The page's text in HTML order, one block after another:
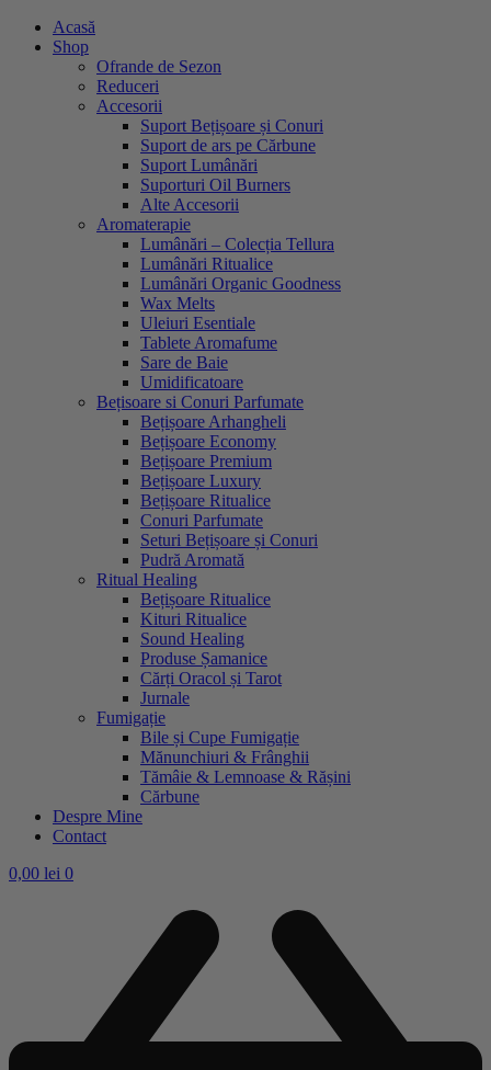
Acasă
Shop
Ofrande de Sezon
Reduceri
Accesorii
Suport Bețișoare și Conuri
Suport de ars pe Cărbune
Suport Lumânări
Suporturi Oil Burners
Alte Accesorii
Aromaterapie
Lumânări – Colecția Tellura
Lumânări Ritualice
Lumânări Organic Goodness
Wax Melts
Uleiuri Esentiale
Tablete Aromafume
Sare de Baie
Umidificatoare
Bețisoare si Conuri Parfumate
Bețișoare Arhangheli
Bețișoare Economy
Bețișoare Premium
Bețișoare Luxury
Bețișoare Ritualice
Conuri Parfumate
Seturi Bețișoare și Conuri
Pudră Aromată
Ritual Healing
Bețișoare Ritualice
Kituri Ritualice
Sound Healing
Produse Șamanice
Cărți Oracol și Tarot
Jurnale
Fumigație
Bile și Cupe Fumigație
Mănunchiuri & Frânghii
Tămâie & Lemnoase & Rășini
Cărbune
Despre Mine
Contact
0,00 lei 0